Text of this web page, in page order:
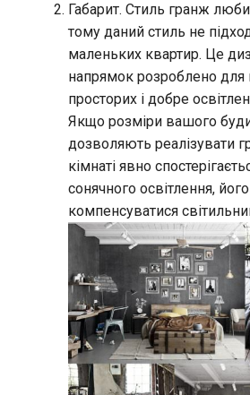
Габарит. Стиль гранж
тому даний стиль не
маленьких квартир. Це
напрямок розроблено для
просторих і добре
Якщо розміри вашого
дозволяють реалізувати
кімнаті явно
сонячного освітлення,
компенсуватися